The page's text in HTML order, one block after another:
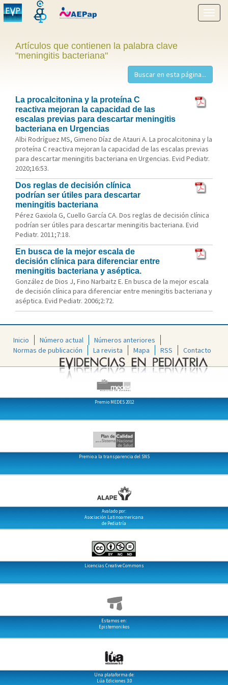
menú
Artículos que contienen la palabra clave
"meningitis bacteriana"
La procalcitonina y la proteína C
reactiva mejoran la capacidad de las
escalas previas para descartar meningitis
bacteriana en Urgencias
Albi Rodríguez MS, Gimeno Díaz de Atauri A. La procalcitonina y la
proteína C reactiva mejoran la capacidad de las escalas previas
para descartar meningitis bacteriana en Urgencias. Evid Pediatr.
2020;16:53.
Dos reglas de decisión clínica
podrían ser útiles para descartar
meningitis bacteriana
Pérez Gaxiola G, Cuello García CA. Dos reglas de decisión clínica
podrían ser útiles para descartar meningitis bacteriana. Evid
Pediatr. 2011;7:18.
En busca de la mejor escala de
decisión clínica para diferenciar entre
meningitis bacteriana y aséptica.
González de Dios J, Fino Narbaitz E. En busca de la mejor escala
de decisión clínica para diferenciar entre meningitis bacteriana y
aséptica. Evid Pediatr. 2006;2:72.
Inicio Número actual
Números anteriores
Normas de publicación
La revista Mapa RSS Contacto
Premio MEDES 2012
Premio a la transparencia del SNS
Avalado por:
Asociación Latinoamericana
de Pediatría
Licencias Creative Commons
Estamos en:
Epistemonikos
Una plataforma de:
Lúa Ediciones 3.0